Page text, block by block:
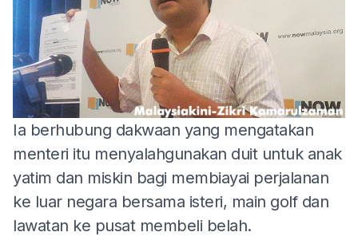
Ia berhubung dakwaan yang mengatakan
menteri itu menyalahgunakan duit untuk anak
yatim dan miskin bagi membiayai perjalanan
ke luar negara bersama isteri, main golf dan
lawatan ke pusat membeli belah.